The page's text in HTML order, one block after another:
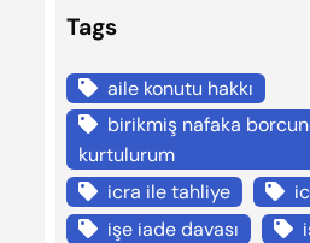
Tags
aile konutu hakkı
birikmiş nafaka
kurtulurum
icra ile tahliye
işe iade davası